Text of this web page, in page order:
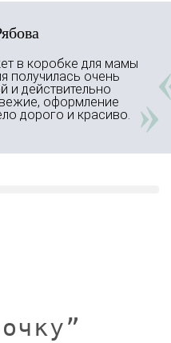
насыщенно и не
декора. Такой
яркого
сохранить
в коробке для мамы
получилась очень
и действительно
оформление
дорого и красиво.